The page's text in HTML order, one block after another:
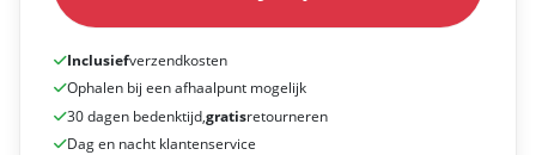
Inclusiefverzendkosten
Ophalen bij een afhaalpunt mogelijk
30 dagen bedenktijd,gratisretourneren
Dag en nacht klantenservice